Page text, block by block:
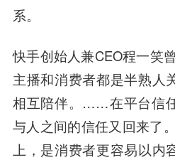
系。
快手创始人兼CEO程一笑
主播和消费者都是半熟人
相互陪伴。……在平台信
与人之间的信任又回来了
上，是消费者更容易以内